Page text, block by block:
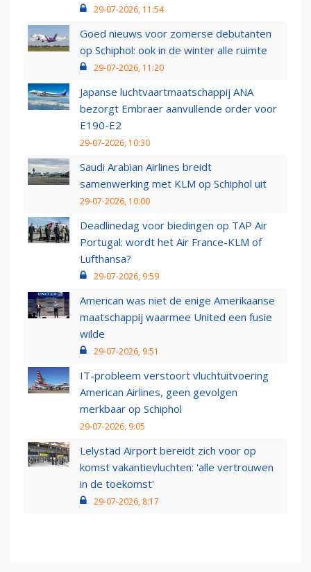
29-07-2026, 11:54
Goed nieuws voor zomerse debutanten
op Schiphol: ook in de winter alle ruimte
29-07-2026, 11:20
Japanse luchtvaartmaatschappij ANA
bezorgt Embraer aanvullende order voor
E190-E2
29-07-2026, 10:30
Saudi Arabian Airlines breidt
samenwerking met KLM op Schiphol uit
29-07-2026, 10:00
Deadlinedag voor biedingen op TAP Air
Portugal: wordt het Air France-KLM of
Lufthansa?
29-07-2026, 9:59
American was niet de enige Amerikaanse
maatschappij waarmee United een fusie
wilde
29-07-2026, 9:51
IT-probleem verstoort vluchtuitvoering
American Airlines, geen gevolgen
merkbaar op Schiphol
29-07-2026, 9:05
Lelystad Airport bereidt zich voor op
komst vakantievluchten: 'alle vertrouwen
in de toekomst'
29-07-2026, 8:17